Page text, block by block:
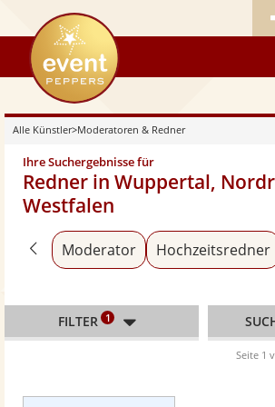
eventpeppers
Alle Künstler>Moderatoren & Redner
Ihre Suchergebnisse für
Redner in Wuppertal,
Westfalen
Zurück zu «Alle Künstler»
Moderator Hochzeitsredner
FILTER 1
Seite 1